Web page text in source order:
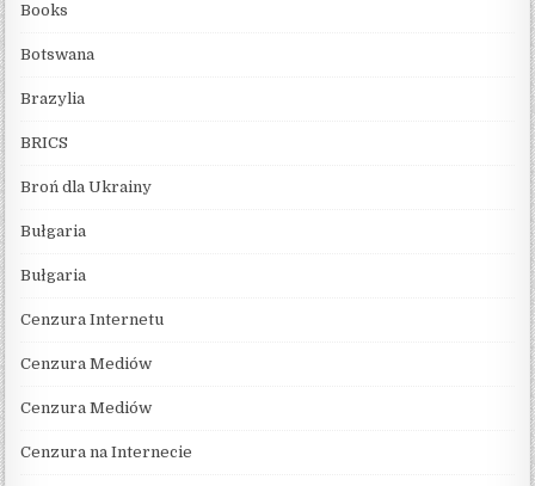
Books
Botswana
Brazylia
BRICS
Broń dla Ukrainy
Bułgaria
Bułgaria
Cenzura Internetu
Cenzura Mediów
Cenzura Mediów
Cenzura na Internecie